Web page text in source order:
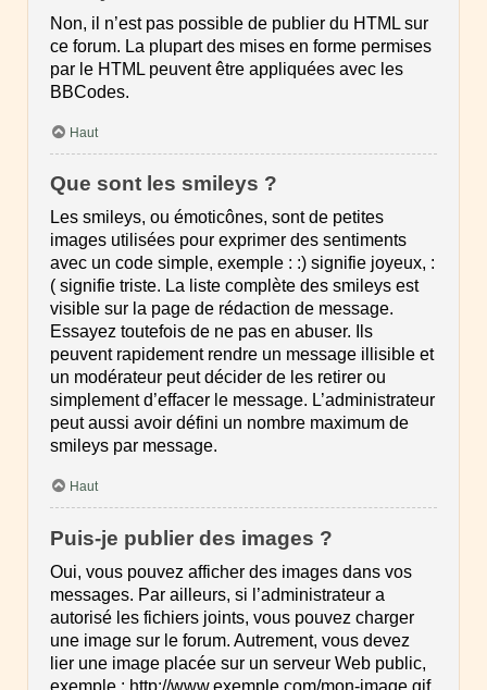
Non, il n’est pas possible de publier du HTML sur
ce forum. La plupart des mises en forme permises
par le HTML peuvent être appliquées avec les
BBCodes.
Haut
Que sont les smileys ?
Les smileys, ou émoticônes, sont de petites
images utilisées pour exprimer des sentiments
avec un code simple, exemple : :) signifie joyeux, :
( signifie triste. La liste complète des smileys est
visible sur la page de rédaction de message.
Essayez toutefois de ne pas en abuser. Ils
peuvent rapidement rendre un message illisible et
un modérateur peut décider de les retirer ou
simplement d’effacer le message. L’administrateur
peut aussi avoir défini un nombre maximum de
smileys par message.
Haut
Puis-je publier des images ?
Oui, vous pouvez afficher des images dans vos
messages. Par ailleurs, si l’administrateur a
autorisé les fichiers joints, vous pouvez charger
une image sur le forum. Autrement, vous devez
lier une image placée sur un serveur Web public,
exemple : http://www.exemple.com/mon-image.gif.